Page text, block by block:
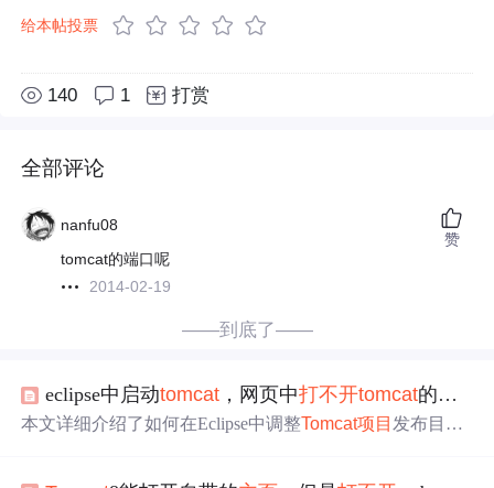
给本帖投票
140 1 打赏
全部评论
nanfu08
tomcat的端口呢
2014-02-19
赞
——到底了——
eclipse中启动tomcat ，网页中打不开tomcat的主页
本文详细介绍了如何在Eclipse中调整Tomcat项目 发布目